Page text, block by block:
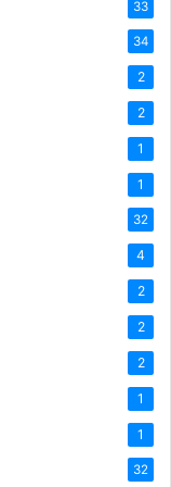
насадкой.
33
34
2
2
1
1
32
4
2
2
2
1
1
32